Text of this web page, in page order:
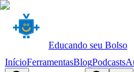
Educando seu Bolso
InícioFerramentasBlogPodcasts